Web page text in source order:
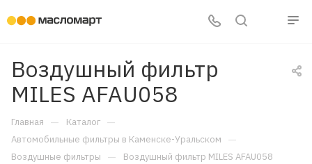
Воздушный фильтр
MILES AFAU058
Главная — Каталог —
Автомобильные фильтры в Каменске-Уральском —
Воздушные фильтры — Воздушный фильтр MILES AFAU058